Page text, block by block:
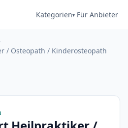
Kategorien Für Anbieter
/ Osteopath / Kinderosteopath